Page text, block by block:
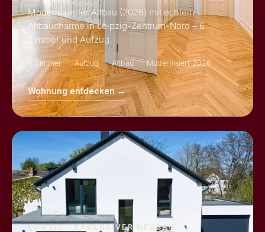
Modernisierter Altbau (2026) mit echtem
Altbaucharme in Leipzig-Zentrum-Nord – 6
Zimmer und Aufzug.
6 Zimmer Aufzug Altbau Modernisiert 2026
Wohnung entdecken →
LEIPZIG · EXKLUSIVER NEUBAU